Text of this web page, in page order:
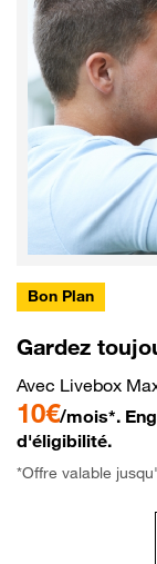
Bon Plan
Gardez
Avec Livebox
10€/mois*.
d'éligibilité.
*Offre valable